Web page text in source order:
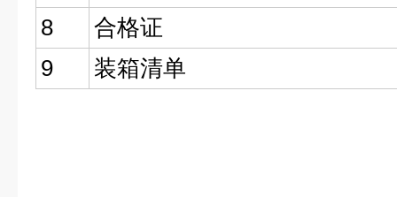
8
合格证
9
装箱清单